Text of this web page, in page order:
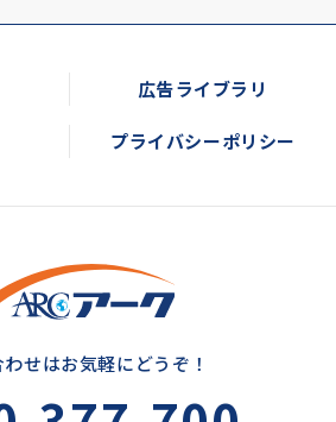
広告ライブラリ
プライバシーポリシー
せはお気軽にどうぞ！